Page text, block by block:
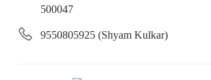
500047
9550805925 (Shyam Kulkar)